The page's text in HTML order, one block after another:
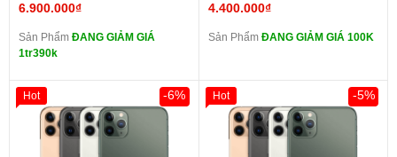
6.900.000₫
Sản Phẩm ĐANG GIẢM GIÁ
1tr390k
4.400.000₫
Sản Phẩm ĐANG GIẢM GIÁ 100K
-6%
Hot -5%
Hot